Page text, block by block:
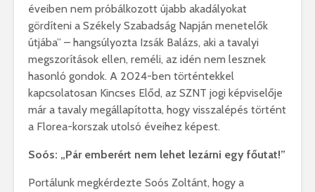
éveiben nem próbálkozott újabb akadályokat
gördíteni a Székely Szabadság Napján menetelők
útjába” – hangsúlyozta Izsák Balázs, aki a tavalyi
megszorítások ellen, reméli, az idén nem lesznek
hasonló gondok. A 2024-ben történtekkel
kapcsolatosan Kincses Előd, az SZNT jogi képviselője
már a tavaly megállapította, hogy visszalépés történt
a Florea-korszak utolsó éveihez képest.
Soós: „Pár emberért nem lehet lezárni egy főutat!”
Portálunk megkérdezte Soós Zoltánt, hogy a